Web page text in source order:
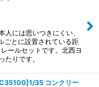
人には思いつきにくい、
ごとに設置されている距
ールセットです。北西ヨ
たりです。
35 コンクリー